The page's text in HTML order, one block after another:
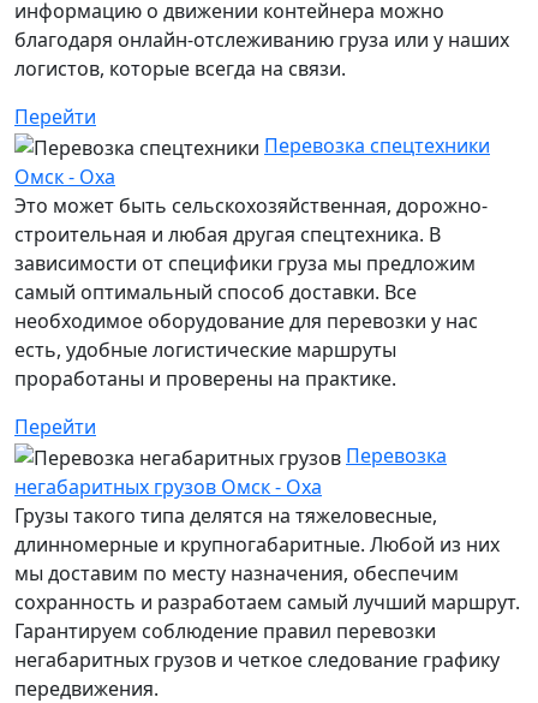
информацию о движении контейнера можно
благодаря онлайн-отслеживанию груза или у наших
логистов, которые всегда на связи.
Перейти
Перевозка спецтехники
Омск - Оха
Это может быть сельскохозяйственная, дорожно-
строительная и любая другая спецтехника. В
зависимости от специфики груза мы предложим
самый оптимальный способ доставки. Все
необходимое оборудование для перевозки у нас
есть, удобные логистические маршруты
проработаны и проверены на практике.
Перейти
Перевозка
негабаритных грузов Омск - Оха
Грузы такого типа делятся на тяжеловесные,
длинномерные и крупногабаритные. Любой из них
мы доставим по месту назначения, обеспечим
сохранность и разработаем самый лучший маршрут.
Гарантируем соблюдение правил перевозки
негабаритных грузов и четкое следование графику
передвижения.